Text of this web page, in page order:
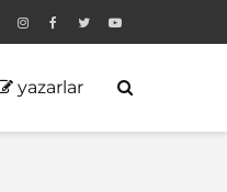
yazarlar